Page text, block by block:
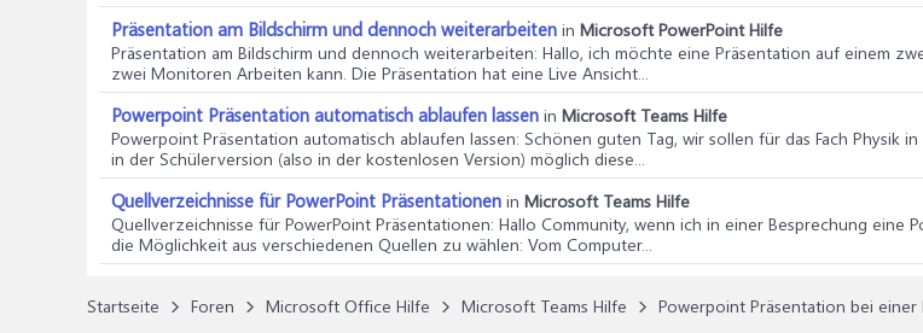
Präsentation am Bildschirm und dennoch weiterarbeiten in Microsoft PowerPoint Hilfe
Präsentation am Bildschirm und dennoch weiterarbeiten: Hallo, ich möchte eine Präsentation auf einem
zwei Monitoren Arbeiten kann. Die Präsentation hat eine Live Ansicht...
Powerpoint Präsentation automatisch ablaufen lassen in Microsoft Teams Hilfe
Powerpoint Präsentation automatisch ablaufen lassen: Schönen guten Tag, wir sollen für das Fach Physik
in der Schülerversion (also in der kostenlosen Version) möglich diese...
Quellverzeichnisse für PowerPoint Präsentationen in Microsoft Teams Hilfe
Quellverzeichnisse für PowerPoint Präsentationen: Hallo Community, wenn ich in einer Besprechung eine
die Möglichkeit aus verschiedenen Quellen zu wählen: Vom Computer...
Startseite Foren Microsoft Office Hilfe Microsoft Teams Hilfe Powerpoint Präsentation bei einer